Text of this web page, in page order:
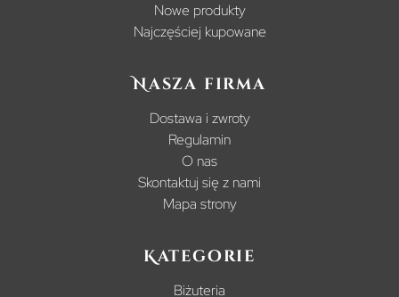
Nowe produkty
Najczęściej kupowane
Nasza firma
Dostawa i zwroty
Regulamin
O nas
Skontaktuj się z nami
Mapa strony
Kategorie
Biżuteria